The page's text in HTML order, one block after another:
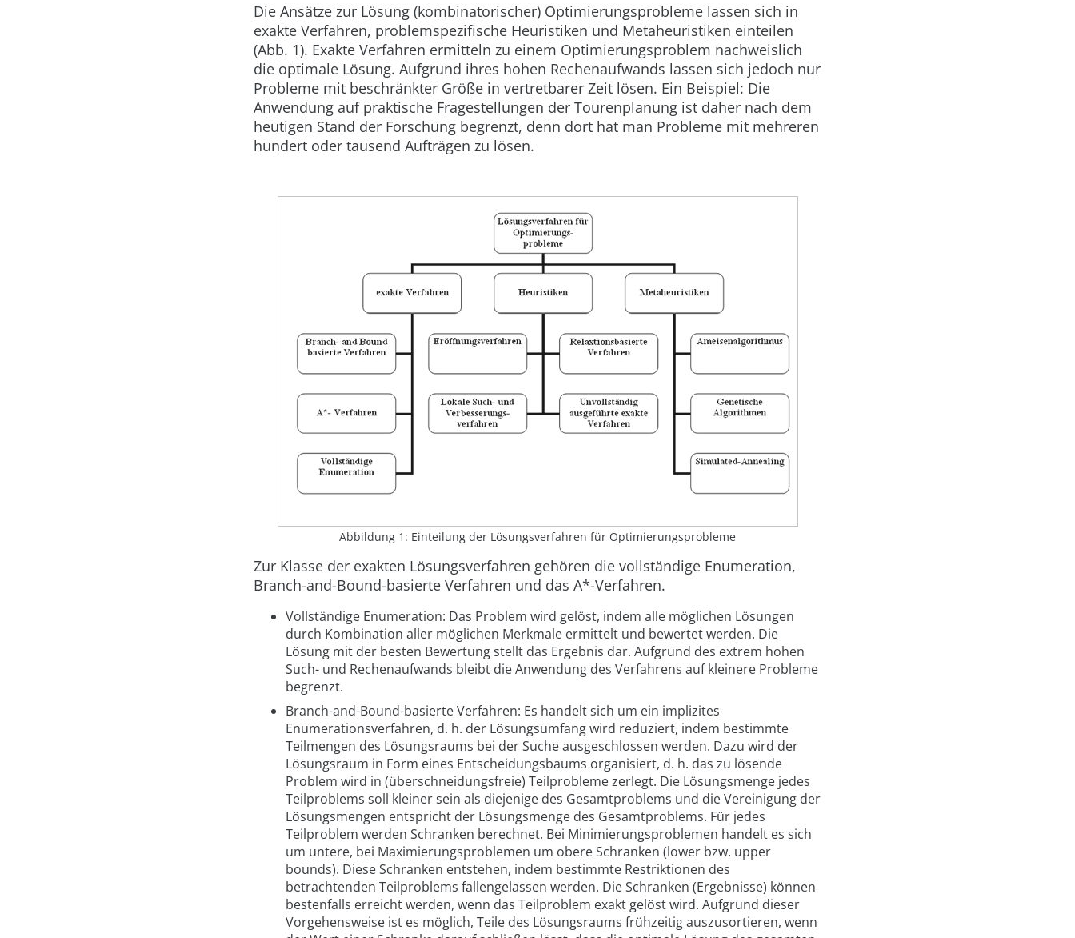
Die Ansätze zur Lösung (kombinatorischer) Optimierungsprobleme lassen sich in
exakte Verfahren, problemspezifische Heuristiken und Metaheuristiken einteilen
(Abb. 1). Exakte Verfahren ermitteln zu einem Optimierungsproblem nachweislich
die optimale Lösung. Aufgrund ihres hohen Rechenaufwands lassen sich jedoch nur
Probleme mit beschränkter Größe in vertretbarer Zeit lösen. Ein Beispiel: Die
Anwendung auf praktische Fragestellungen der Tourenplanung ist daher nach dem
heutigen Stand der Forschung begrenzt, denn dort hat man Probleme mit mehreren
hundert oder tausend Aufträgen zu lösen.
Abbildung 1: Einteilung der Lösungsverfahren für Optimierungsprobleme
Zur Klasse der exakten Lösungsverfahren gehören die vollständige Enumeration,
Branch-and-Bound-basierte Verfahren und das A*-Verfahren.
Vollständige Enumeration: Das Problem wird gelöst, indem alle möglichen Lösungen
durch Kombination aller möglichen Merkmale ermittelt und bewertet werden. Die
Lösung mit der besten Bewertung stellt das Ergebnis dar. Aufgrund des extrem hohen
Such- und Rechenaufwands bleibt die Anwendung des Verfahrens auf kleinere Probleme
begrenzt.
Branch-and-Bound-basierte Verfahren: Es handelt sich um ein implizites
Enumerationsverfahren, d. h. der Lösungsumfang wird reduziert, indem bestimmte
Teilmengen des Lösungsraums bei der Suche ausgeschlossen werden. Dazu wird der
Lösungsraum in Form eines Entscheidungsbaums organisiert, d. h. das zu lösende
Problem wird in (überschneidungsfreie) Teilprobleme zerlegt. Die Lösungsmenge jedes
Teilproblems soll kleiner sein als diejenige des Gesamtproblems und die Vereinigung der
Lösungsmengen entspricht der Lösungsmenge des Gesamtproblems. Für jedes
Teilproblem werden Schranken berechnet. Bei Minimierungsproblemen handelt es sich
um untere, bei Maximierungsproblemen um obere Schranken (lower bzw. upper
bounds). Diese Schranken entstehen, indem bestimmte Restriktionen des
betrachtenden Teilproblems fallengelassen werden. Die Schranken (Ergebnisse) können
bestenfalls erreicht werden, wenn das Teilproblem exakt gelöst wird. Aufgrund dieser
Vorgehensweise ist es möglich, Teile des Lösungsraums frühzeitig auszusortieren, wenn